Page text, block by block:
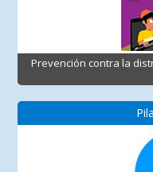
Prevención contra la